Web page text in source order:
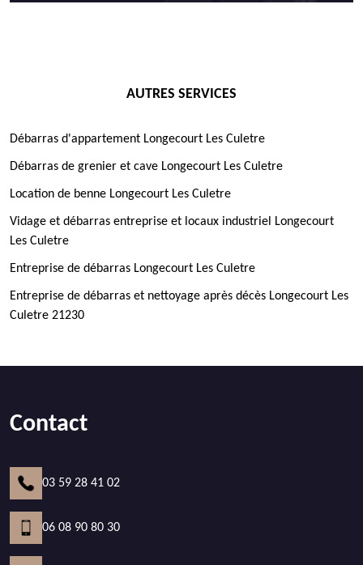
AUTRES SERVICES
Débarras d'appartement Longecourt Les Culetre
Débarras de grenier et cave Longecourt Les Culetre
Location de benne Longecourt Les Culetre
Vidage et débarras entreprise et locaux industriel Longecourt
Les Culetre
Entreprise de débarras Longecourt Les Culetre
Entreprise de débarras et nettoyage après décès Longecourt Les
Culetre 21230
Contact
03 59 28 41 02
06 08 90 80 30